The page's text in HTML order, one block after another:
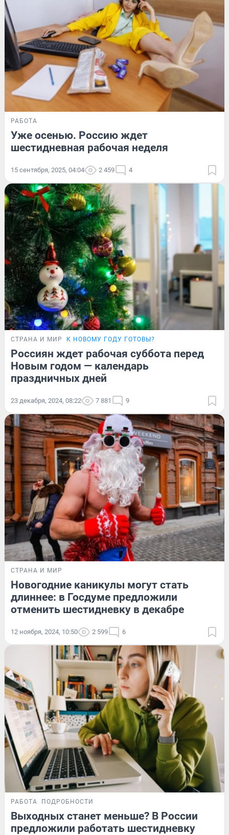
РАБОТА
Уже осенью. Россию ждет
шестидневная рабочая неделя
15 сентября, 2025, 04:04 2 459 4
СТРАНА И МИР К НОВОМУ ГОДУ ГОТОВЫ?
Россиян ждет рабочая суббота перед
Новым годом — календарь
праздничных дней
23 декабря, 2024, 08:22 7 881 9
СТРАНА И МИР
Новогодние каникулы могут стать
длиннее: в Госдуме предложили
отменить шестидневку в декабре
12 ноября, 2024, 10:50 2 599 6
РАБОТА ПОДРОБНОСТИ
Выходных станет меньше? В России
предложили работать шестидневку